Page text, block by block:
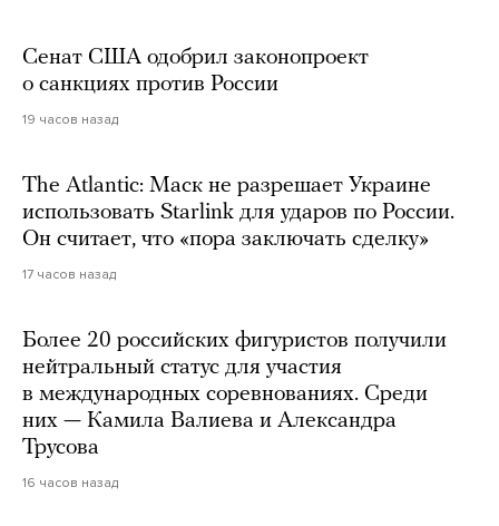
Сенат США одобрил законопроект
о санкциях против России
19 часов назад
The Atlantic: Маск не разрешает Украине
использовать Starlink для ударов по России.
Он считает, что «пора заключать сделку»
17 часов назад
Более 20 российских фигуристов получили
нейтральный статус для участия
в международных соревнованиях. Среди
них — Камила Валиева и Александра
Трусова
16 часов назад